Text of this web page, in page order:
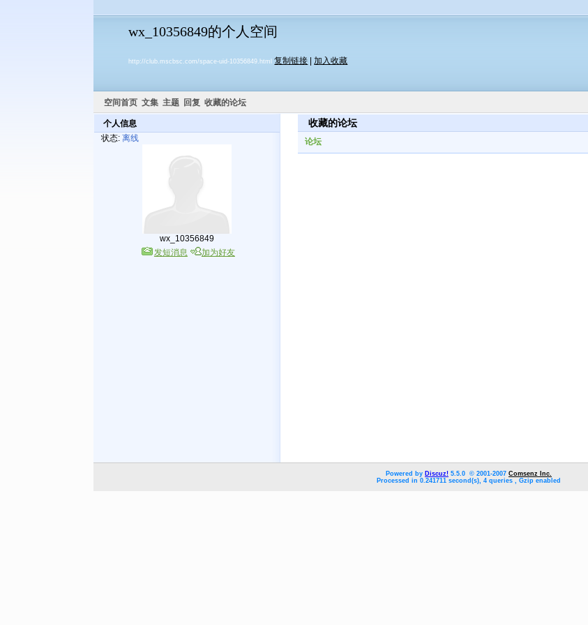
wx_10356849的个人空间
http://club.mscbsc.com/space-uid-10356849.html 复制链接 |加入收藏
空间首页 文集 主题 回复 收藏的论坛
个人信息
状态:离线
wx_10356849
发短消息
加为好友
收藏的论坛
论坛
Powered by Discuz! 5.5.0 © 2001-2007 Comsenz Inc.
Processed in 0.241711 second(s), 4 queries , Gzip enabled